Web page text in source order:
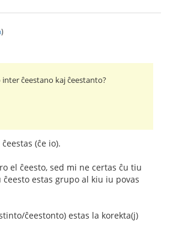
)
inter ĉeestano kaj ĉeestanto?
(ĉe io).
el ĉeesto, sed mi ne certas ĉu tiu
ĉeesto estas grupo al kiu iu povas
ĉeestonto) estas la korekta(j)